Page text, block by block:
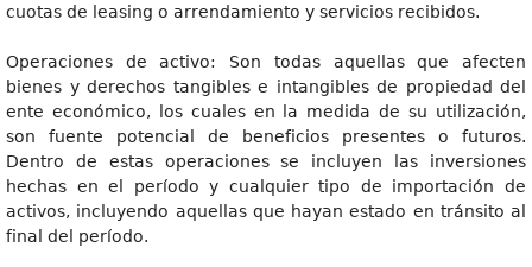
cuotas de leasing o arrendamiento y servicios recibidos.
Operaciones de activo: Son todas aquellas que afecten
bienes y derechos tangibles e intangibles de propiedad del
ente económico, los cuales en la medida de su utilización,
son fuente potencial de beneficios presentes o futuros.
Dentro de estas operaciones se incluyen las inversiones
hechas en el período y cualquier tipo de importación de
activos, incluyendo aquellas que hayan estado en tránsito al
final del período.